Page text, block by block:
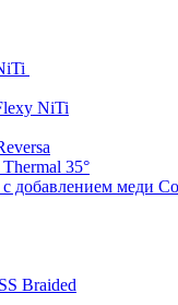
NiTi
35°
добавлением меди
Braided